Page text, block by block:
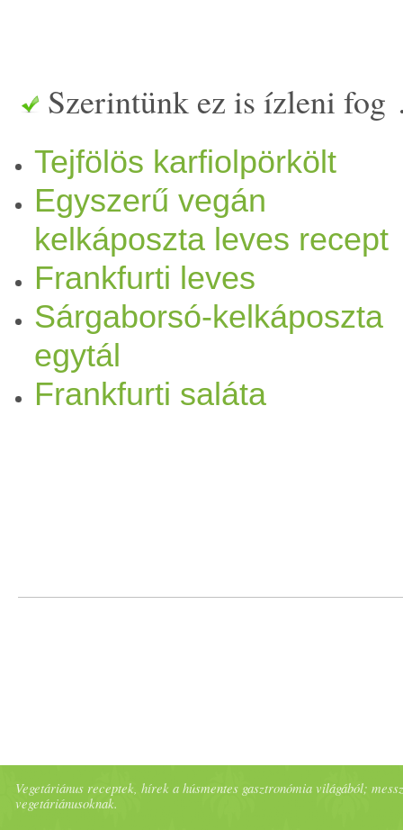
puhára főzzük. A
roppan, a
krumplipedig
kb. 30 perc. Ha megvan,
serpenyőben olajon
(vagy fokhagymát), majd
a pirospaprikát.
keverjük, majd bele
Szerintünk ez is ízleni
Tejfölös karfiolpörkölt
Egyszerű vegán
kelkáposzta leves recept
Frankfurti leves
Sárgaborsó-kelkáposzta
egytál
Frankfurti saláta
Vegetáriánus receptek, hírek a húsmentes gasztronómia világából;
vegetáriánusoknak.